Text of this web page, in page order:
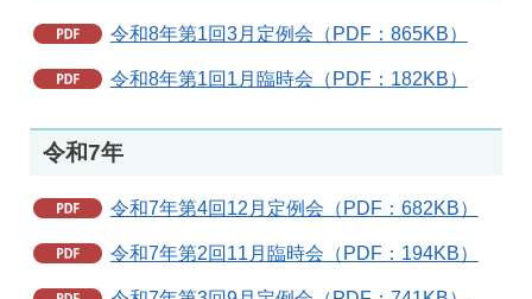
令和8年第1回3月定例会（PDF：865KB）
令和8年第1回1月臨時会（PDF：182KB）
令和7年
令和7年第4回12月定例会（PDF：682KB）
令和7年第2回11月臨時会（PDF：194KB）